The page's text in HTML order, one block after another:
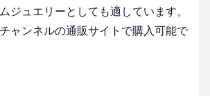
ジュエリーとしても適しています。
ャンネルの通販サイトで購入可能で